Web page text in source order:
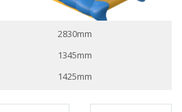
2830mm
1345mm
1425mm